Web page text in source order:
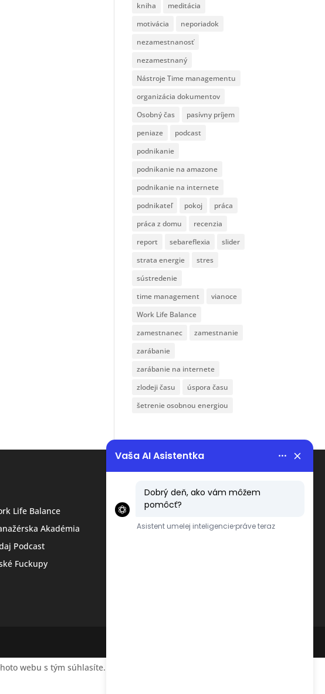
kniha
meditácia
motivácia
neporiadok
nezamestnanosť
nezamestnaný
Nástroje Time managementu
organizácia dokumentov
Osobný čas
pasívny príjem
peniaze
podcast
podnikanie
podnikanie na amazone
podnikanie na internete
podnikateľ
pokoj
práca
práca z domu
recenzia
report
sebareflexia
slider
strata energie
stres
sústredenie
time management
vianoce
Work Life Balance
zamestnanec
zamestnanie
zarábanie
zarábanie na internete
zlodeji času
úspora času
šetrenie osobnou energiou
Life Balance
Akadémia
Podcast
Fuckupy
Obchodné podmienky
Ochrana osobných údajov
webu s tým súhlasíte.